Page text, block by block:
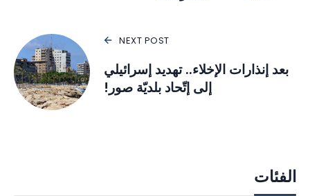
NEXT POST
بعد إنذارات الإخلاء.. تهديد إسرائيلي
إلى إتّحاد بلديّة صور!
الفئات